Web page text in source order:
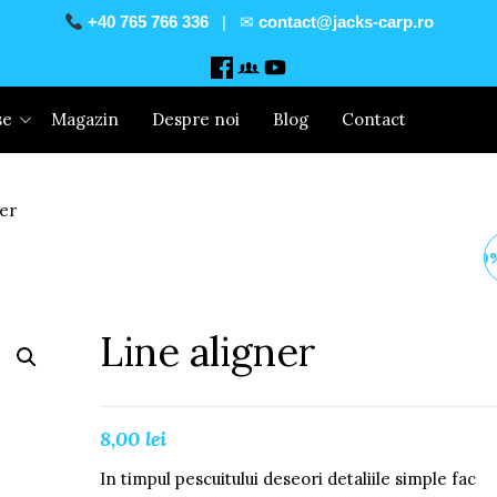
+40 765 766 336 | ✉ contact@jacks-carp.ro
Magazin Despre noi Blog Contact
JACK`S FEEDER -
Line aligner
8,00 lei
In timpul pescuitului deseori detaliile simple fac